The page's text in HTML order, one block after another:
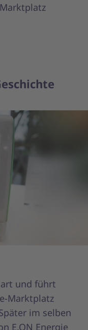
und führt
Marktplatz
im selben
E.ON Energie